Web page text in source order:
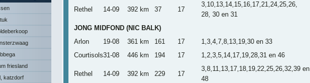
Rethel 14-09 392 km 37 17
3,10,13,14,15,16,17,21,24,25,26,
28, 30 en 31
JONG MIDFOND (NIC BALK)
Arlon
19-08 361 km 161 17
1,3,4,7,8,13,19,30 en 33
Courtisols31-08 446 km 194 17 1,2,3,5,14,17,19,28,31 en 46
Rethel 14-09 392 km 229 17
3,8,11,13,17,18,19,22,25,26,32,39 en
48
friesland
katzdorf